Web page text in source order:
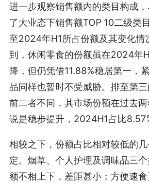
进一步观察销售额内的类目构成
了大业态下销售额TOP 10二级类
至2024年H1所占份额及其变化情
到，休闲零食的份额虽在2024年
降，但仍凭借11.88%稳居第一，
品同样也暂时不受威胁。排至第
前二者不同，其市场份额在过去
说是稳步提升，2024H1占比
相较之下，份额占比相对较低的
定。烟草、个人护理及调味品三
额不相上下，差距甚小；方便速